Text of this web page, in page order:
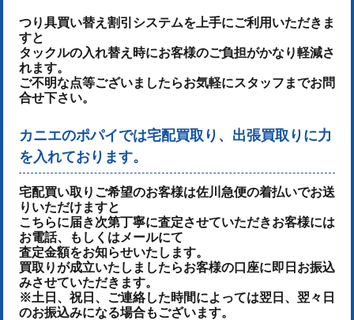
つり具買い替え割引システムを上手にご利用いただきま
すと
タックルの入れ替え時にお客様のご負担がかなり軽減さ
れます。
ご不明な点等ございましたらお気軽にスタッフまでお問
合せ下さい。
カニエのポパイでは宅配買取り、出張買取りに力
を入れております。
宅配買い取りご希望のお客様は佐川急便の着払いでお送
りいただけますと
こちらに届き次第丁寧に査定させていただきお客様には
お電話、もしくはメールにて
査定金額をお知らせいたします。
買取りが成立いたしましたらお客様の口座に即日お振込
みさせていただきます。
※土日、祝日、ご連絡した時間によっては翌日、翌々日
のお振込みになる場合もございます。